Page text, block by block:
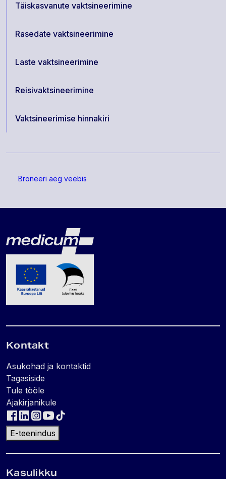
Täiskasvanute vaktsineerimine
Rasedate vaktsineerimine
Laste vaktsineerimine
Reisivaktsineerimine
Vaktsineerimise hinnakiri
Broneeri aeg veebis
Lehe jalus
Kontakt
Asukohad ja kontaktid
Tagasiside
Tule tööle
Ajakirjanikule
E-teenindus
Kasulikku